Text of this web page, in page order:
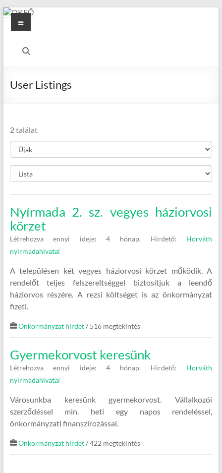
Skip
content
OKFŐ
Menu
User Listings
2 találat
Nyírmada 2. sz. vegyes háziorvosi
körzet
Létrehozva ennyi ideje: 4 hónap. Hirdető: Horváth
nyirmadahivatal
A településen két vegyes háziorvosi körzet működik. A
rendelőt teljes felszereltséggel biztosítjuk a leendő
háziorvos részére. A rezsi költséget is az önkormányzat
fizeti.
Önkormányzat hirdet/ 516 megtekintés
Gyermekorvost keresünk
Létrehozva ennyi ideje: 4 hónap. Hirdető: Horváth
nyirmadahivatal
Városunkba keresünk gyermekorvost. Vállalkozói
szerződéssel min. heti egy napos rendeléssel,
önkormányzati finanszírozással.
Önkormányzat hirdet/ 422 megtekintés